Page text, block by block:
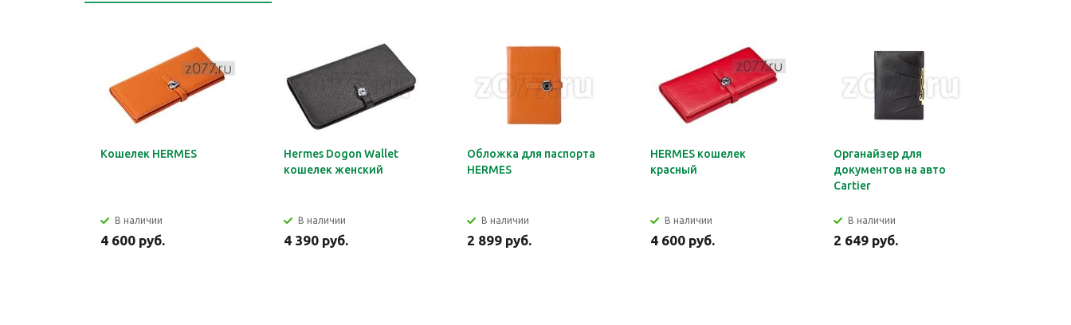
Кошелек HERMES
В наличии
4 600 руб.
Hermes Dogon Wallet
кошелек женский
В наличии
4 390 руб.
Обложка для паспорта
HERMES
В наличии
2 899 руб.
HERMES кошелек
красный
В наличии
4 600 руб.
Органайзер для
документов на авто
Cartier
В наличии
2 649 руб.